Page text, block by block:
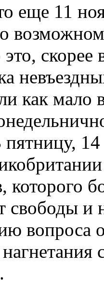
еще 11
как мало
которого
свободы и
вопроса